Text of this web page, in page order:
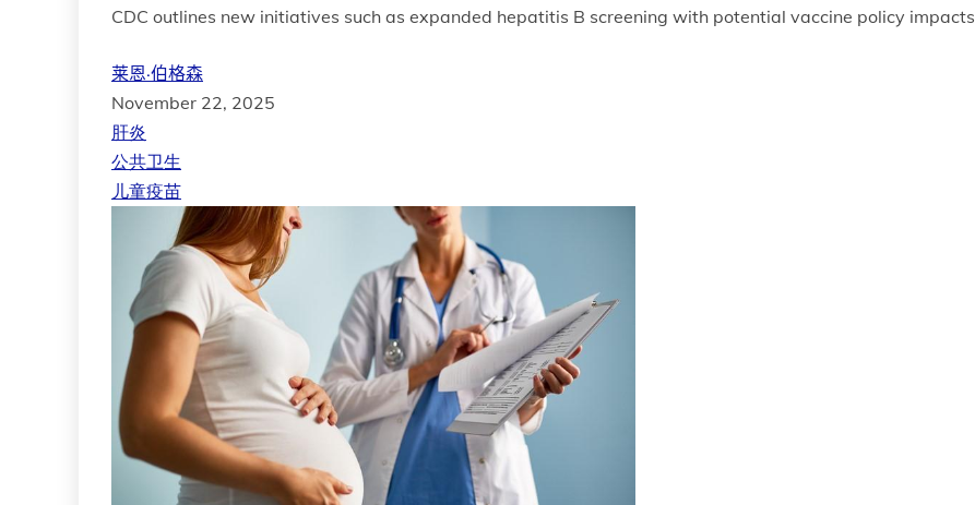
CDC outlines new initiatives such as expanded hepatitis B screening with potential vaccine policy impacts
莱恩·伯格森
November 22, 2025
肝炎
公共卫生
儿童疫苗